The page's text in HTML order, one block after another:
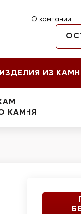
О компании
ИЗДЕЛИЯ ИЗ
КАМНЯ